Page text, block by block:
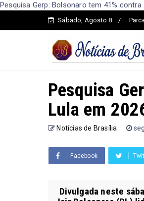
Pesquisa Gerp: Bolsonaro tem 41%
Sábado, Agosto 8
Pesquisa
Lula em
Notícias de Brasília
Facebook
Divulgada neste